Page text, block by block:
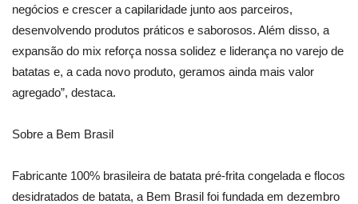
negócios e crescer a capilaridade junto aos parceiros,
desenvolvendo produtos práticos e saborosos. Além disso, a
expansão do mix reforça nossa solidez e liderança no varejo de
batatas e, a cada novo produto, geramos ainda mais valor
agregado”, destaca.
Sobre a Bem Brasil
Fabricante 100% brasileira de batata pré-frita congelada e flocos
desidratados de batata, a Bem Brasil foi fundada em dezembro